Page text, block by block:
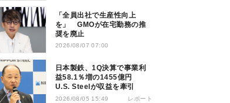
「全員出社で生産性向上
を」 GMOが在宅勤務の推
奨を廃止
2026/08/07 07:00
日本製鉄、1Q決算で事業利
益58.1％増の1455億円
U.S. Steelが収益を牽引
2026/08/05 15:49 レポート